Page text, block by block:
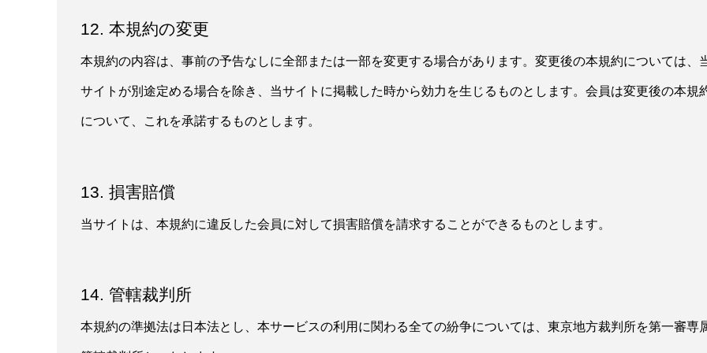
12. 本規約の変更
本規約の内容は、事前の予告なしに全部または一部を変更する場合があります。変更後の本規約については、
サイトが別途定める場合を除き、当サイトに掲載した時から効力を生じるものとします。会員は変更後の本規
について、これを承諾するものとします。
13. 損害賠償
当サイトは、本規約に違反した会員に対して損害賠償を請求することができるものとします。
14. 管轄裁判所
本規約の準拠法は日本法とし、本サービスの利用に関わる全ての紛争については、東京地方裁判所を第一審専